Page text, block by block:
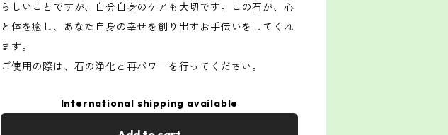
らしいことですが、自分自身のケアも大切です。この石が、心
と体を癒し、あなた自身の幸せを創り出すお手伝いをしてくれ
ます。
ご使用の際は、石の浄化と再パワーを行ってください。
International shipping available